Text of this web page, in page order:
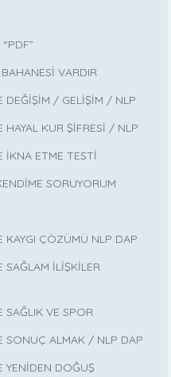
VARDIR
DEĞİŞİM / GELİŞİM / NLP
HAYAL KUR ŞİFRESİ / NLP
İKNA ETME TESTİ
SORUYORUM
KAYGI ÇÖZÜMÜ NLP DAP
SAĞLAM İLİŞKİLER
SAĞLIK VE SPOR
SONUÇ ALMAK / NLP DAP
YENİDEN DOĞUŞ